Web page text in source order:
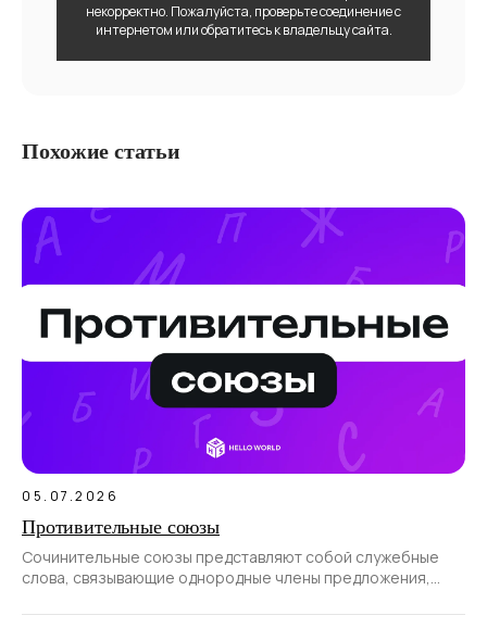
некорректно. Пожалуйста, проверьте соединение с
интернетом или обратитесь к владельцу сайта.
Похожие статьи
05.07.2026
Противительные союзы
Сочинительные союзы представляют собой служебные
слова, связывающие однородные члены предложения,